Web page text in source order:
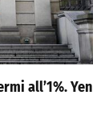
all’1%. Yen